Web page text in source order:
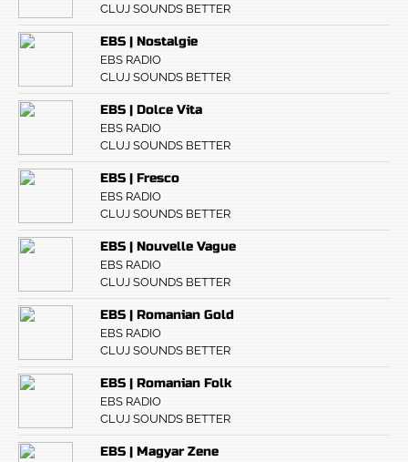
CLUJ SOUNDS BETTER
EBS | Nostalgie
EBS RADIO
CLUJ SOUNDS BETTER
EBS | Dolce Vita
EBS RADIO
CLUJ SOUNDS BETTER
EBS | Fresco
EBS RADIO
CLUJ SOUNDS BETTER
EBS | Nouvelle Vague
EBS RADIO
CLUJ SOUNDS BETTER
EBS | Romanian Gold
EBS RADIO
CLUJ SOUNDS BETTER
EBS | Romanian Folk
EBS RADIO
CLUJ SOUNDS BETTER
EBS | Magyar Zene